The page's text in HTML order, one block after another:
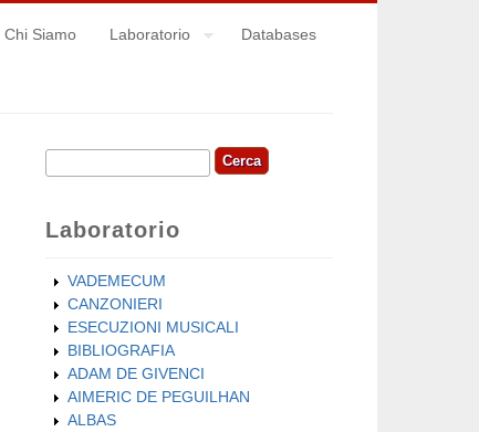
Chi Siamo Laboratorio Databases
Form di ricerca
Cerca
Laboratorio
VADEMECUM
CANZONIERI
ESECUZIONI MUSICALI
BIBLIOGRAFIA
ADAM DE GIVENCI
AIMERIC DE PEGUILHAN
ALBAS